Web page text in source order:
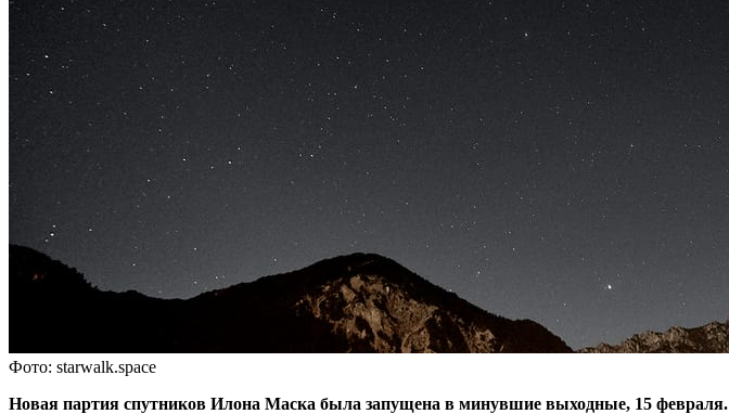
Фото: starwalk.space
Новая партия спутников Илона Маска была запущена в минувшие выходные, 15 февраля.